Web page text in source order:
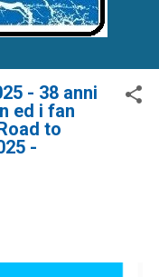
- 38 anni
ed i fan
to
-